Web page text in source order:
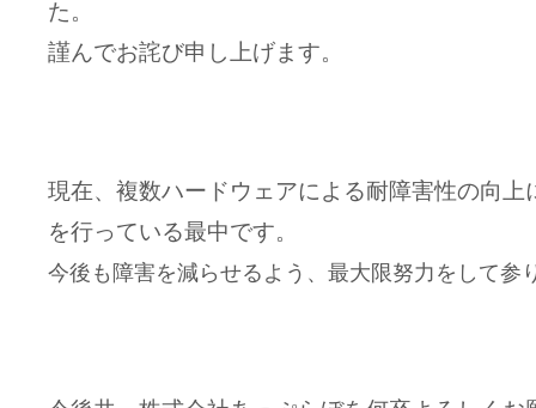
た。
謹んでお詫び申し上げます。
現在、複数ハードウェアによる耐障害性の向上
を行っている最中です。
今後も障害を減らせるよう、最大限努力をして参